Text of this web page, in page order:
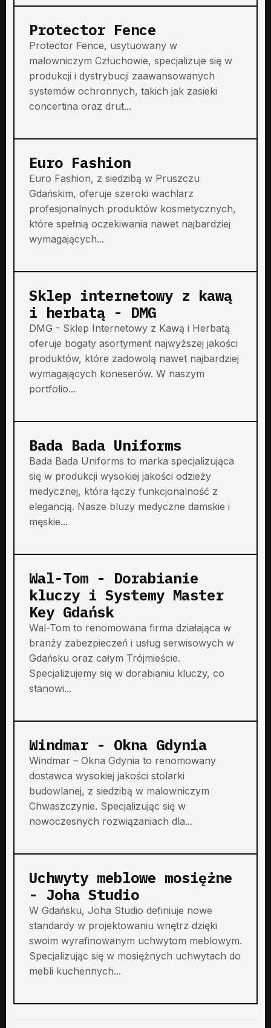
Protector Fence
Protector Fence, usytuowany w
malowniczym Człuchowie, specjalizuje się w
produkcji i dystrybucji zaawansowanych
systemów ochronnych, takich jak zasieki
concertina oraz drut...
Euro Fashion
Euro Fashion, z siedzibą w Pruszczu
Gdańskim, oferuje szeroki wachlarz
profesjonalnych produktów kosmetycznych,
które spełnią oczekiwania nawet najbardziej
wymagających...
Sklep internetowy z kawą
i herbatą - DMG
DMG - Sklep Internetowy z Kawą i Herbatą
oferuje bogaty asortyment najwyższej jakości
produktów, które zadowolą nawet najbardziej
wymagających koneserów. W naszym
portfolio...
Bada Bada Uniforms
Bada Bada Uniforms to marka specjalizująca
się w produkcji wysokiej jakości odzieży
medycznej, która łączy funkcjonalność z
elegancją. Nasze bluzy medyczne damskie i
męskie...
Wal-Tom - Dorabianie
kluczy i Systemy Master
Key Gdańsk
Wal-Tom to renomowana firma działająca w
branży zabezpieczeń i usług serwisowych w
Gdańsku oraz całym Trójmieście.
Specjalizujemy się w dorabianiu kluczy, co
stanowi...
Windmar - Okna Gdynia
Windmar – Okna Gdynia to renomowany
dostawca wysokiej jakości stolarki
budowlanej, z siedzibą w malowniczym
Chwaszczynie. Specjalizując się w
nowoczesnych rozwiązaniach dla...
Uchwyty meblowe mosiężne
- Joha Studio
W Gdańsku, Joha Studio definiuje nowe
standardy w projektowaniu wnętrz dzięki
swoim wyrafinowanym uchwytom meblowym.
Specjalizując się w mosiężnych uchwytach do
mebli kuchennych...